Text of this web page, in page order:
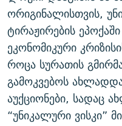
ორიგინალისთვის,
ტირაჟირების
ეკონომიკური
როცა სურათის
გამოკვებოს
აუქციონები, სადაც
“უნიკალური ვისკი”